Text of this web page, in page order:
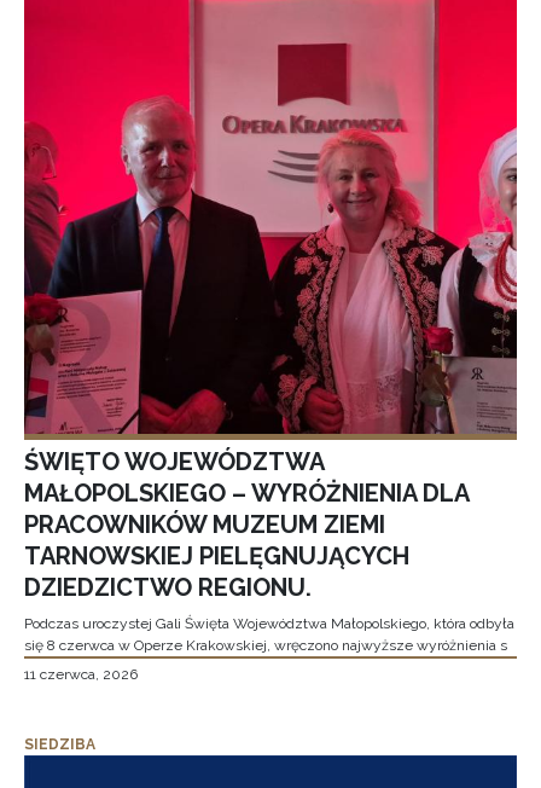
ŚWIĘTO WOJEWÓDZTWA
MAŁOPOLSKIEGO – WYRÓŻNIENIA DLA
PRACOWNIKÓW MUZEUM ZIEMI
TARNOWSKIEJ PIELĘGNUJĄCYCH
DZIEDZICTWO REGIONU.
Podczas uroczystej Gali Święta Województwa Małopolskiego, która odbyła
się 8 czerwca w Operze Krakowskiej, wręczono najwyższe wyróżnienia s
11 czerwca, 2026
SIEDZIBA